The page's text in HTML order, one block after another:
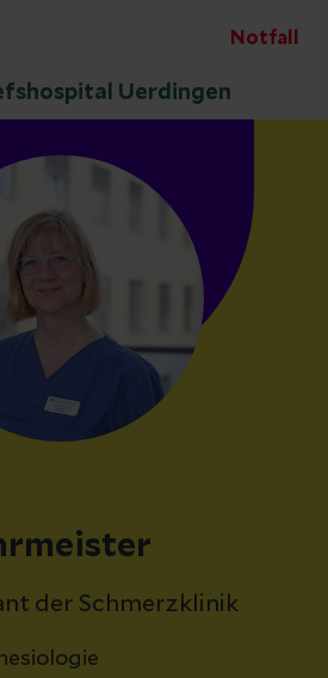
Notfall
Uerdingen
der Schmerzklinik